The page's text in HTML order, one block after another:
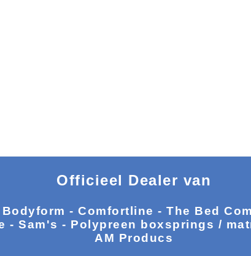
Officieel Dealer van
Bodyform - Comfortline - The Bed
- Sam's - Polypreen boxsprings /
AM Producs